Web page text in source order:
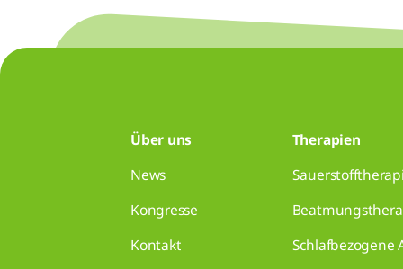
Über uns
News
Kongresse
Kontakt
Therapien
Schlafbezogene